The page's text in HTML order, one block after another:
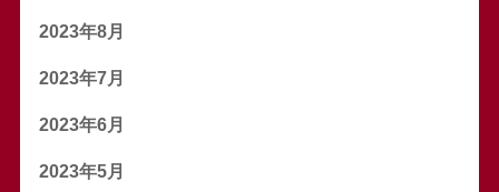
2023年8月
2023年7月
2023年6月
2023年5月